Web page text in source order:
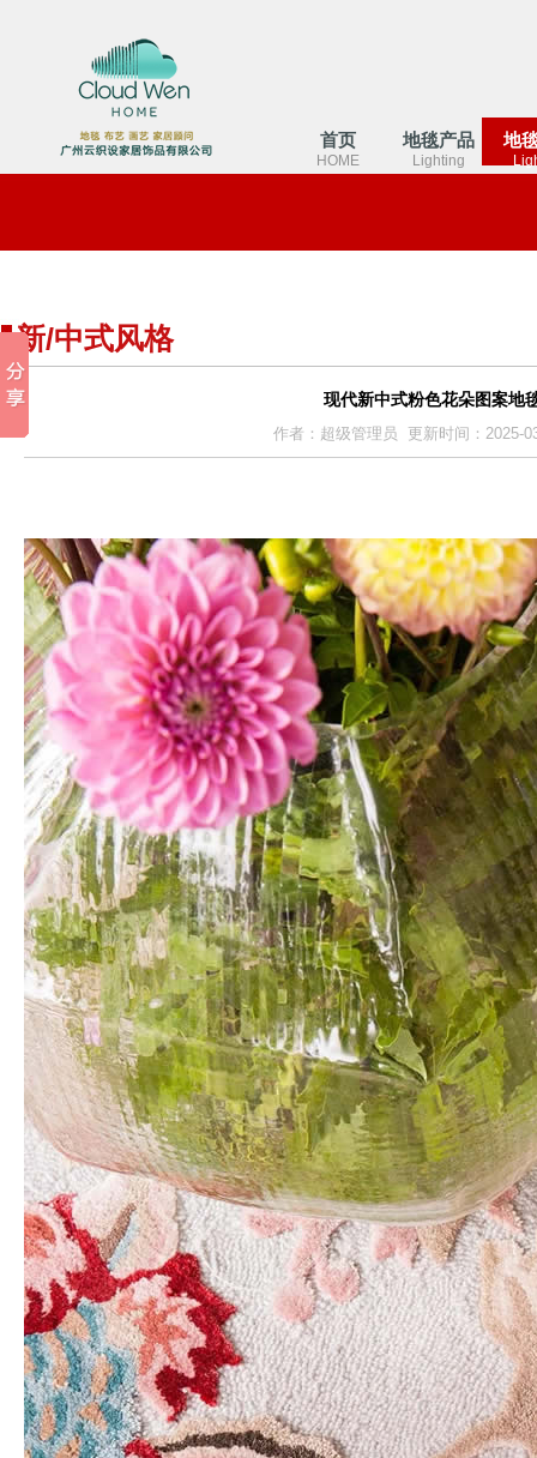
首页
HOME
地毯产品
Lighting
地
新/中式风格
现代新中式粉色花朵图案地
作者：超级管理员 更新时间：2025-